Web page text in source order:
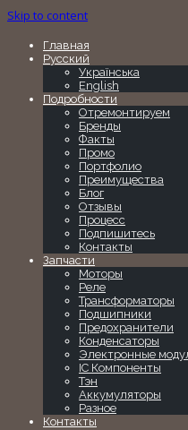
Skip to content
Главная
Русский
Українська
English
Подробности
Отремонтируем
Бренды
Факты
Промо
Портфолио
Преимущества
Блог
Отзывы
Процесс
Подпишитесь
Контакты
Запчасти
Моторы
Реле
Трансформаторы
Подшипники
Предохранители
Конденсаторы
Электронные
IC Компоненты
Тэн
Аккумуляторы
Разное
Контакты